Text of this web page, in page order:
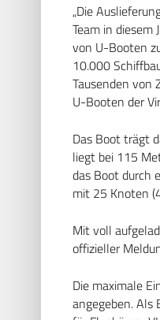
„Die
Team in diesem
von U-Booten
10.000
Tausenden von
U-Booten der
Das Boot trägt
liegt bei 115
das Boot durch
mit 25 Knoten
Mit voll
offizieller
Die maximale
angegeben. Als